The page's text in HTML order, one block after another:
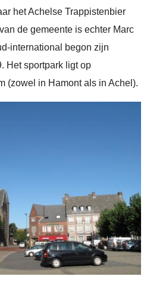
het Achelse Trappistenbier
de gemeente is echter Marc
international begon zijn
Het sportpark ligt op
(zowel in Hamont als in Achel).